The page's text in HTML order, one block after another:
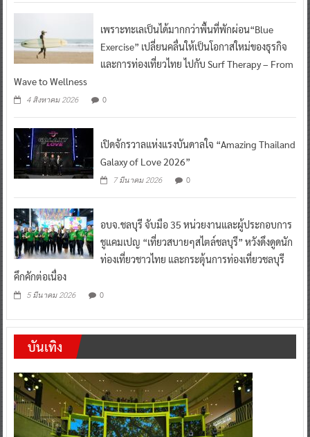
เพราะทะเลเป็นได้มากกว่าพื้นที่พักผ่อน“Blue
Exercise” เปลี่ยนคลื่นให้เป็นโอกาสใหม่ของธุรกิจ
และการท่องเที่ยวไทย ไปกับ Surf Therapy – From
Wave to Wellness
4 สิงหาคม 2026 0
เปิดจักรวาลแห่งแรงบันดาลใจ “Amazing Thailand
Galaxy of Love 2026”
7 มีนาคม 2026 0
อบจ.ชลบุรี จับมือ 35 หน่วยงานและผู้ประกอบการ
ชูแคมเปญ “เที่ยวสบายๆสไตล์ชลบุรี” หวังดึงดูดนัก
ท่องเที่ยวชาวไทย และกระตุ้นการท่องเที่ยวชลบุรี
คึกคักต่อเนื่อง
5 มีนาคม 2026 0
บันเทิง